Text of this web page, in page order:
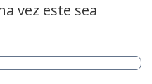
vez este sea